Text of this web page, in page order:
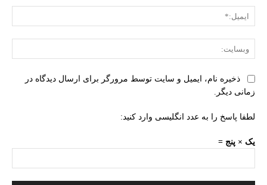
ذخیره نام، ایمیل و سایت توسط مرورگر برای ارسال دیدگاه در
زمانی دیگر.
لطفا پاسخ را به عدد انگلیسی وارد کنید:
یک × پنج =